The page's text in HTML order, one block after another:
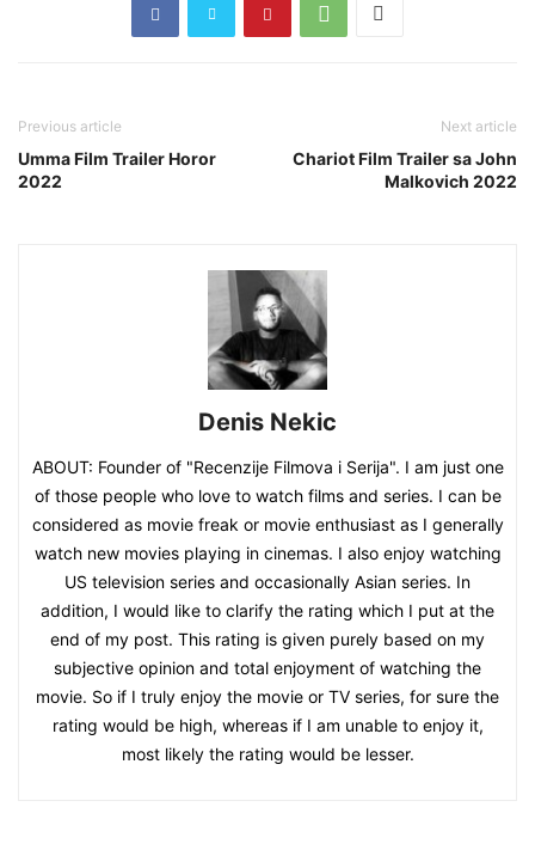
Previous article
Umma Film Trailer Horor
2022
Next article
Chariot Film Trailer sa John
Malkovich 2022
Denis Nekic
ABOUT: Founder of "Recenzije Filmova i Serija". I am just one
of those people who love to watch films and series. I can be
considered as movie freak or movie enthusiast as I generally
watch new movies playing in cinemas. I also enjoy watching
US television series and occasionally Asian series. In
addition, I would like to clarify the rating which I put at the
end of my post. This rating is given purely based on my
subjective opinion and total enjoyment of watching the
movie. So if I truly enjoy the movie or TV series, for sure the
rating would be high, whereas if I am unable to enjoy it,
most likely the rating would be lesser.